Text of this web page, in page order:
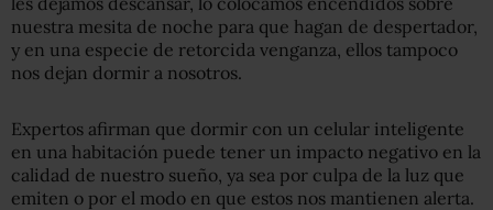
nuestra mesita de noche para que hagan de despertador,
y en una especie de retorcida venganza, ellos tampoco
nos dejan dormir a nosotros.
Expertos afirman que dormir con un celular inteligente
en una habitación puede tener un impacto negativo en la
calidad de nuestro sueño, ya sea por culpa de la luz que
emiten o por el modo en que estos nos mantienen alerta.